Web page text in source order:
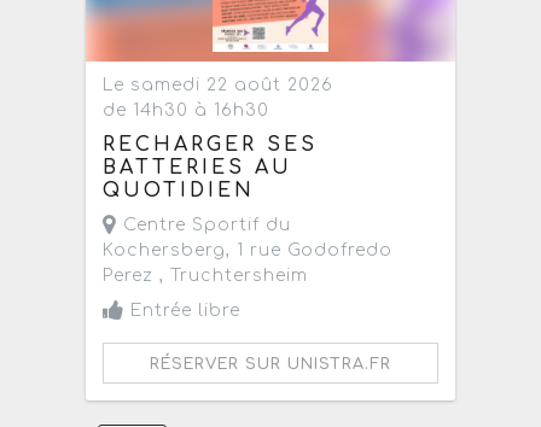
Le samedi 22 août 2026
de 14h30 à 16h30
RECHARGER SES
BATTERIES AU
QUOTIDIEN
Centre Sportif du
Kochersberg, 1 rue Godofredo
Perez ,
Truchtersheim
Entrée libre
RÉSERVER SUR UNISTRA.FR